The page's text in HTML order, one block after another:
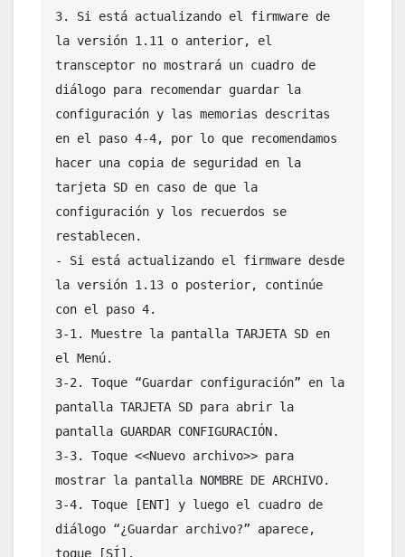
3. Si está actualizando el firmware de
la versión 1.11 o anterior, el
transceptor no mostrará un cuadro de
diálogo para recomendar guardar la
configuración y las memorias descritas
en el paso 4-4, por lo que recomendamos
hacer una copia de seguridad en la
tarjeta SD en caso de que la
configuración y los recuerdos se
restablecen.
- Si está actualizando el firmware desde
la versión 1.13 o posterior, continúe
con el paso 4.
3-1. Muestre la pantalla TARJETA SD en
el Menú.
3-2. Toque “Guardar configuración” en la
pantalla TARJETA SD para abrir la
pantalla GUARDAR CONFIGURACIÓN.
3-3. Toque <<Nuevo archivo>> para
mostrar la pantalla NOMBRE DE ARCHIVO.
3-4. Toque [ENT] y luego el cuadro de
diálogo “¿Guardar archivo?” aparece,
toque [SÍ].